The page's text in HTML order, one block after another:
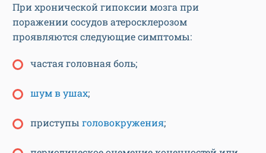
При хронической гипоксии мозга при
поражении сосудов атеросклерозом
проявляются следующие симптомы:
частая головная боль;
шум в ушах;
приступы головокружения;